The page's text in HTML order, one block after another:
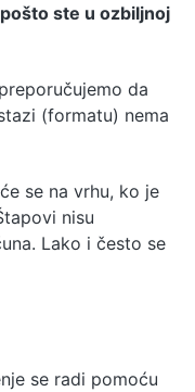
ste u ozbiljnoj
da
(formatu) nema
se na vrhu, ko je
nisu
Lako i često se
se radi pomoću